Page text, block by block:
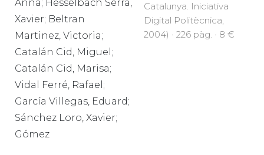
Anna; Hesselbach Serra,
Xavier; Beltran
Martinez, Victoria;
Catalán Cid, Miguel;
Catalán Cid, Marisa;
Vidal Ferré, Rafael;
García Villegas, Eduard;
Sánchez Loro, Xavier;
Gómez
Catalunya. Iniciativa
Digital Politècnica,
2004) · 226 pàg. · 8 €